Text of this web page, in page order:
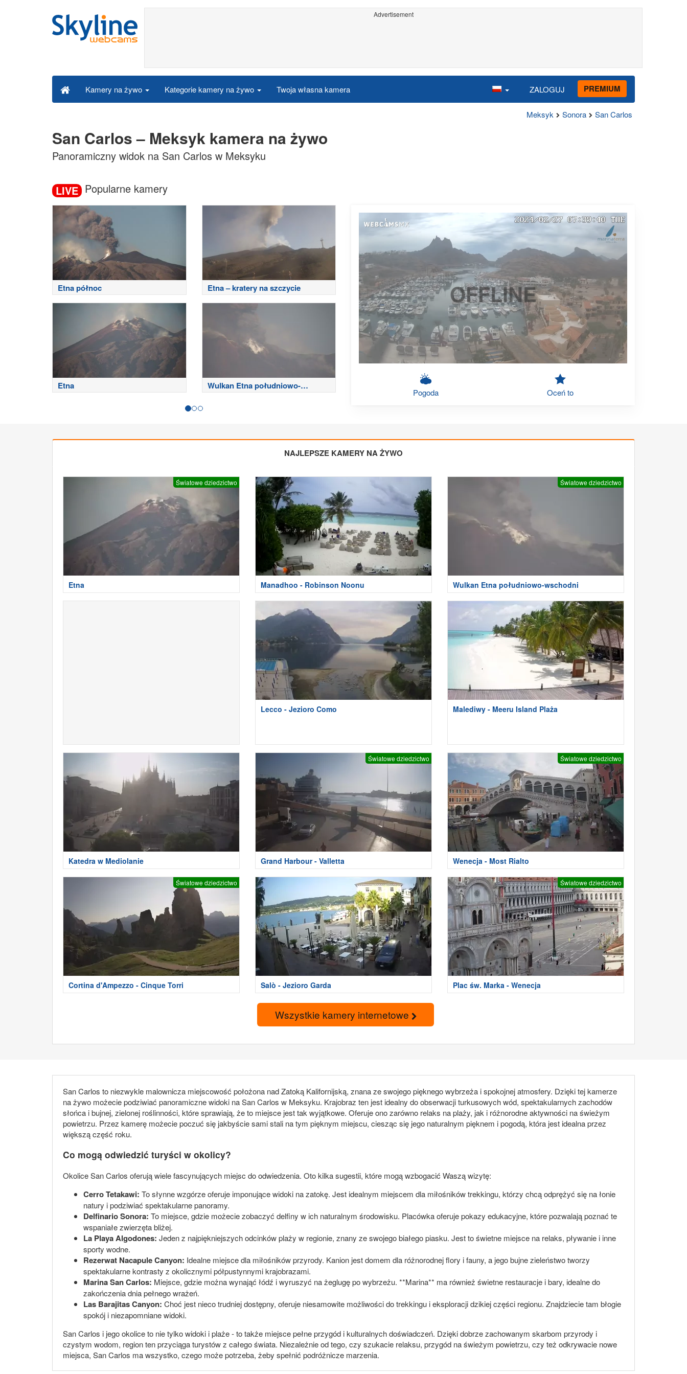
Advertisement
Kamery na żywo Kategorie kamery na żywo Twoja własna kamera ZALOGUJ PREMIUM
Meksyk Sonora San Carlos
San Carlos – Meksyk kamera na żywo
Panoramiczny widok na San Carlos w Meksyku
LIVE Popularne kamery
Etna północ Etna – kratery na szczycie
Etna
Wulkan Etna południowo-
wschodni
OFFLINE
Pogoda Oceń to
NAJLEPSZE KAMERY NA ŻYWO
Światowe dziedzictwo
Etna Manadhoo - Robinson Noonu
Światowe dziedzictwo
Wulkan Etna południowo-wschodni
Lecco - Jezioro Como Malediwy - Meeru Island Plaża
Katedra w Mediolanie
Światowe dziedzictwo
Grand Harbour - Valletta
Światowe dziedzictwo
Wenecja - Most Rialto
Światowe dziedzictwo
Cortina d'Ampezzo - Cinque Torri Salò - Jezioro Garda
Światowe dziedzictwo
Plac św. Marka - Wenecja
Wszystkie kamery internetowe
San Carlos to niezwykle malownicza miejscowość położona nad Zatoką Kalifornijską, znana ze swojego pięknego wybrzeża i spokojnej atmosfery. Dzięki tej kamerze
na żywo możecie podziwiać panoramiczne widoki na San Carlos w Meksyku. Krajobraz ten jest idealny do obserwacji turkusowych wód, spektakularnych zachodów
słońca i bujnej, zielonej roślinności, które sprawiają, że to miejsce jest tak wyjątkowe. Oferuje ono zarówno relaks na plaży, jak i różnorodne aktywności na świeżym
powietrzu. Przez kamerę możecie poczuć się jakbyście sami stali na tym pięknym miejscu, ciesząc się jego naturalnym pięknem i pogodą, która jest idealna przez
większą część roku.
Co mogą odwiedzić turyści w okolicy?
Okolice San Carlos oferują wiele fascynujących miejsc do odwiedzenia. Oto kilka sugestii, które mogą wzbogacić Waszą wizytę:
Cerro Tetakawi: To słynne wzgórze oferuje imponujące widoki na zatokę. Jest idealnym miejscem dla miłośników trekkingu, którzy chcą odprężyć się na łonie
natury i podziwiać spektakularne panoramy.
Delfinario Sonora: To miejsce, gdzie możecie zobaczyć delfiny w ich naturalnym środowisku. Placówka oferuje pokazy edukacyjne, które pozwalają poznać te
wspaniałe zwierzęta bliżej.
La Playa Algodones: Jeden z najpiękniejszych odcinków plaży w regionie, znany ze swojego białego piasku. Jest to świetne miejsce na relaks, pływanie i inne
sporty wodne.
Rezerwat Nacapule Canyon: Idealne miejsce dla miłośników przyrody. Kanion jest domem dla różnorodnej flory i fauny, a jego bujne zieleństwo tworzy
spektakularne kontrasty z okolicznymi półpustynnymi krajobrazami.
Marina San Carlos: Miejsce, gdzie można wynająć łódź i wyruszyć na żeglugę po wybrzeżu. **Marina** ma również świetne restauracje i bary, idealne do
zakończenia dnia pełnego wrażeń.
Las Barajitas Canyon: Choć jest nieco trudniej dostępny, oferuje niesamowite możliwości do trekkingu i eksploracji dzikiej części regionu. Znajdziecie tam błogie
spokój i niezapomniane widoki.
San Carlos i jego okolice to nie tylko widoki i plaże - to także miejsce pełne przygód i kulturalnych doświadczeń. Dzięki dobrze zachowanym skarbom przyrody i
czystym wodom, region ten przyciąga turystów z całego świata. Niezależnie od tego, czy szukacie relaksu, przygód na świeżym powietrzu, czy też odkrywacie nowe
miejsca, San Carlos ma wszystko, czego może potrzeba, żeby spełnić podróżnicze marzenia.